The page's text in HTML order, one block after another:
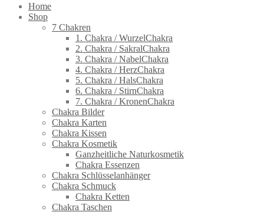
Home
Shop
7 Chakren
1. Chakra / WurzelChakra
2. Chakra / SakralChakra
3. Chakra / NabelChakra
4. Chakra / HerzChakra
5. Chakra / HalsChakra
6. Chakra / StirnChakra
7. Chakra / KronenChakra
Chakra Bilder
Chakra Karten
Chakra Kissen
Chakra Kosmetik
Ganzheitliche Naturkosmetik
Chakra Essenzen
Chakra Schlüsselanhänger
Chakra Schmuck
Chakra Ketten
Chakra Taschen